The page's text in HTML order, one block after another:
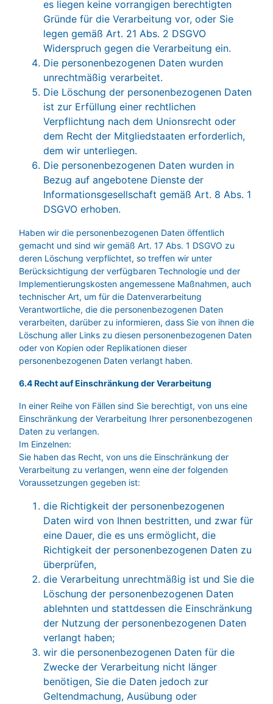
es liegen keine vorrangigen berechtigten
Gründe für die Verarbeitung vor, oder Sie
legen gemäß Art. 21 Abs. 2 DSGVO
Widerspruch gegen die Verarbeitung ein.
Die personenbezogenen Daten wurden
unrechtmäßig verarbeitet.
Die Löschung der personenbezogenen Daten
ist zur Erfüllung einer rechtlichen
Verpflichtung nach dem Unionsrecht oder
dem Recht der Mitgliedstaaten erforderlich,
dem wir unterliegen.
Die personenbezogenen Daten wurden in
Bezug auf angebotene Dienste der
Informationsgesellschaft gemäß Art. 8 Abs. 1
DSGVO erhoben.
Haben wir die personenbezogenen Daten öffentlich
gemacht und sind wir gemäß Art. 17 Abs. 1 DSGVO zu
deren Löschung verpflichtet, so treffen wir unter
Berücksichtigung der verfügbaren Technologie und der
Implementierungskosten angemessene Maßnahmen, auch
technischer Art, um für die Datenverarbeitung
Verantwortliche, die die personenbezogenen Daten
verarbeiten, darüber zu informieren, dass Sie von ihnen die
Löschung aller Links zu diesen personenbezogenen Daten
oder von Kopien oder Replikationen dieser
personenbezogenen Daten verlangt haben.
6.4 Recht auf Einschränkung der Verarbeitung
In einer Reihe von Fällen sind Sie berechtigt, von uns eine
Einschränkung der Verarbeitung Ihrer personenbezogenen
Daten zu verlangen.
Im Einzelnen:
Sie haben das Recht, von uns die Einschränkung der
Verarbeitung zu verlangen, wenn eine der folgenden
Voraussetzungen gegeben ist:
die Richtigkeit der personenbezogenen
Daten wird von Ihnen bestritten, und zwar für
eine Dauer, die es uns ermöglicht, die
Richtigkeit der personenbezogenen Daten zu
überprüfen,
die Verarbeitung unrechtmäßig ist und Sie die
Löschung der personenbezogenen Daten
ablehnten und stattdessen die Einschränkung
der Nutzung der personenbezogenen Daten
verlangt haben;
wir die personenbezogenen Daten für die
Zwecke der Verarbeitung nicht länger
benötigen, Sie die Daten jedoch zur
Geltendmachung, Ausübung oder